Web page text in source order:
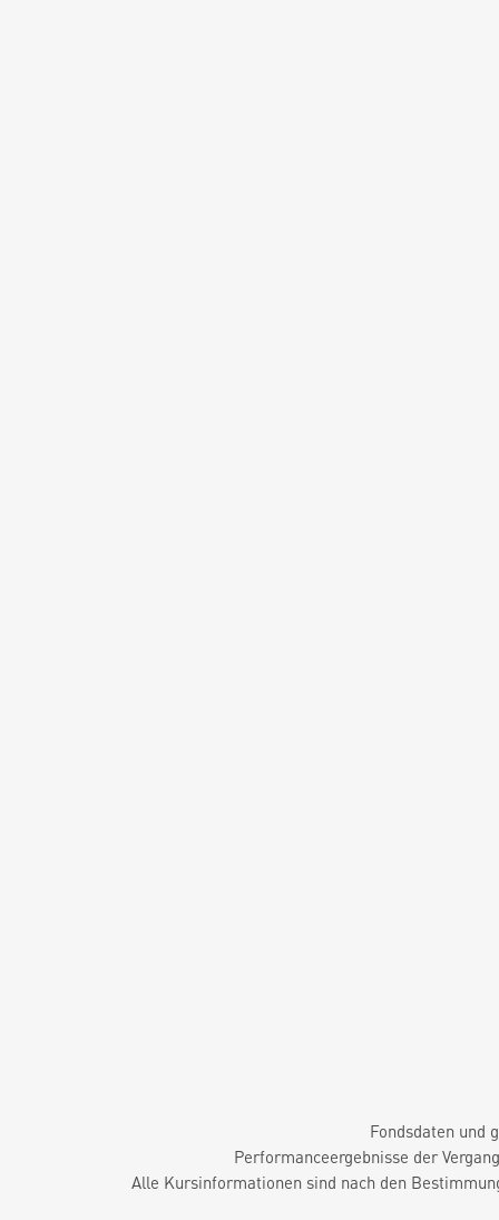
Fondsdaten und
Performanceergebnisse der
Alle Kursinformationen sind nach den